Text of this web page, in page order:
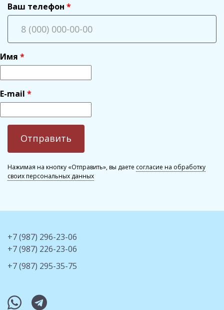
Ваш телефон
Имя
E-mail
Нажимая на кнопку «Отправить», вы даете согласие на обработку
своих персональных данных
+7 (987) 296-23-06
+7 (987) 226-23-06
+7 (987) 295-35-75
whatsapptelegram